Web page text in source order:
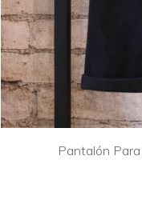
Pantalón